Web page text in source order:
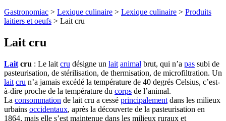
Gastronomiac > Lexique culinaire > Lexique culinaire > Produits
laitiers et oeufs > Lait cru
Lait cru
Lait cru : Le lait cru désigne un lait animal brut, qui n’a pas subi de
pasteurisation, de stérilisation, de thermisation, de microfiltration. Un
lait cru n’a jamais excédé la température de 40 degrés Celsius, c’est-
à-dire proche de la température du corps de l’animal.
La consommation de lait cru a cessé principalement dans les milieux
urbains occidentaux, après la découverte de la pasteurisation en
1864, mais elle s’est maintenue dans les milieux ruraux et